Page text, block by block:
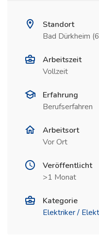
Standort
Bad Dürkheim
Arbeitszeit
Vollzeit
Erfahrung
Berufserfahren
Arbeitsort
Vor Ort
Veröffentlicht
>1 Monat
Kategorie
Elektriker /